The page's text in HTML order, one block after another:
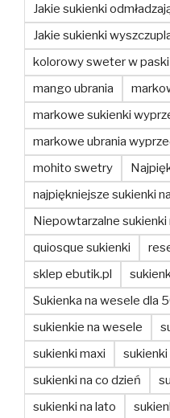
Jakie sukienki
Jakie sukienki
kolorowy sweter w paski
mango ubrania
markowe sukienki
markowe ubrania
mohito swetry
najpiękniejsze sukienki
Niepowtarzalne sukienki
quiosque sukienki
sklep ebutik.pl
Sukienka na wesele dla
sukienkie na wesele
sukienki maxi
sukienki
sukienki na co dzień
sukienki na lato